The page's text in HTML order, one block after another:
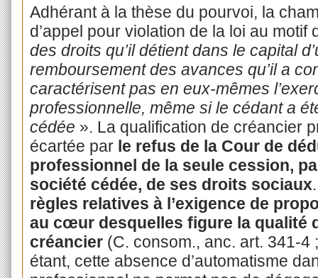
Adhérant à la thèse du pourvoi, la
d’appel pour violation de la loi au motif
des droits qu’il détient dans le capital
remboursement des avances qu’il a
caractérisent pas en eux-mêmes
professionnelle, même si le cédant a
cédée ». La qualification de créancier
écartée par le refus de la Cour de
professionnel de la seule cession,
société cédée, de ses droits sociaux
règles relatives à l’exigence de
au cœur desquelles figure la qualité
créancier(C. consom., anc. art. 341-4
étant, cette absence d’automatisme